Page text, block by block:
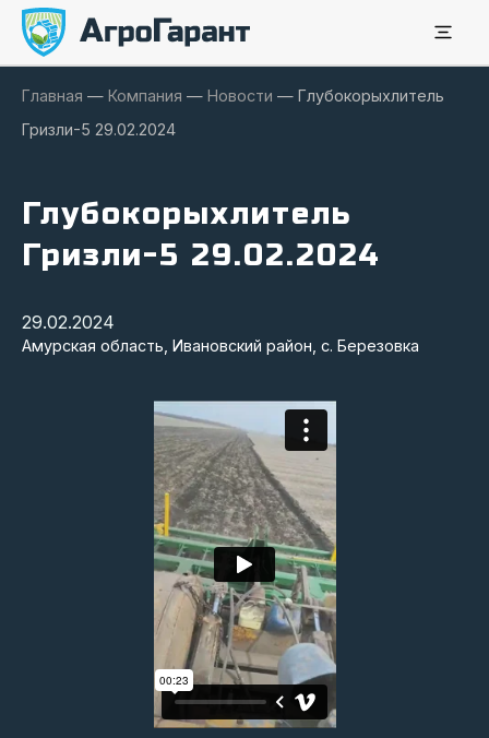
Главная — Компания — Новости — Глубокорыхлитель
Гризли-5 29.02.2024
Глубокорыхлитель
Гризли-5 29.02.2024
29.02.2024
Амурская область, Ивановский район, с. Березовка